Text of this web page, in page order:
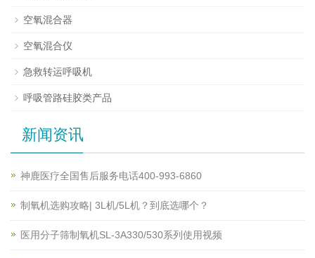
空氧混合器
空氧混合仪
急救转运呼吸机
呼吸管路硅胶类产品
新闻资讯
神鹿医疗全国售后服务电话400-993-6860
制氧机选购攻略| 3L机/5L机？到底选哪个？
医用分子筛制氧机SL-3A330/530系列使用视频